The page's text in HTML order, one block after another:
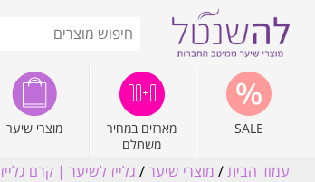
SALE
מארזים במחיר
משתלם
מוצרי שיער
עמוד הבית/ מוצרי שיער/ גלייז לשיער | קרם גלייז